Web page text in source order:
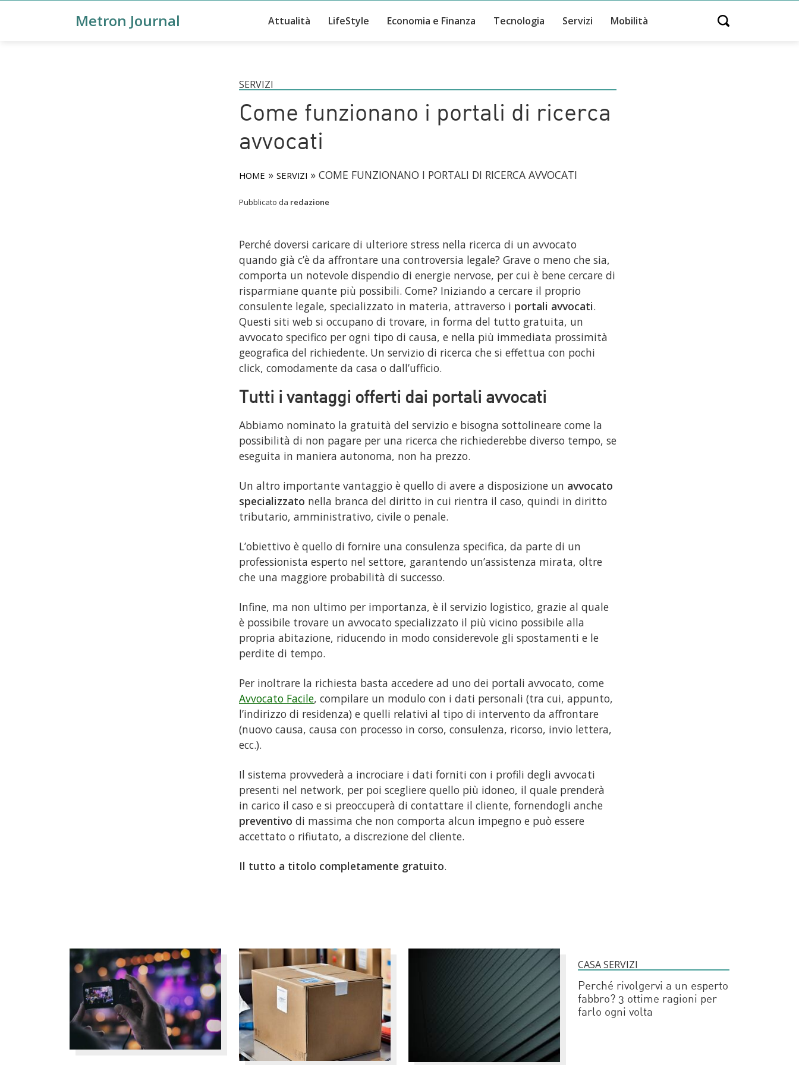
Metron Journal Attualità LifeStyle Economia e Finanza Tecnologia Servizi Mobilità Open search
SERVIZI
Come funzionano i portali di ricerca
avvocati
HOME » SERVIZI » COME FUNZIONANO I PORTALI DI RICERCA AVVOCATI
Pubblicato da redazione
Perché doversi caricare di ulteriore stress nella ricerca di un avvocato
quando già c’è da affrontare una controversia legale? Grave o meno che sia,
comporta un notevole dispendio di energie nervose, per cui è bene cercare di
risparmiane quante più possibili. Come? Iniziando a cercare il proprio
consulente legale, specializzato in materia, attraverso i portali avvocati.
Questi siti web si occupano di trovare, in forma del tutto gratuita, un
avvocato specifico per ogni tipo di causa, e nella più immediata prossimità
geografica del richiedente. Un servizio di ricerca che si effettua con pochi
click, comodamente da casa o dall’ufficio.
Tutti i vantaggi offerti dai portali avvocati
Abbiamo nominato la gratuità del servizio e bisogna sottolineare come la
possibilità di non pagare per una ricerca che richiederebbe diverso tempo, se
eseguita in maniera autonoma, non ha prezzo.
Un altro importante vantaggio è quello di avere a disposizione un avvocato
specializzato nella branca del diritto in cui rientra il caso, quindi in diritto
tributario, amministrativo, civile o penale.
L’obiettivo è quello di fornire una consulenza specifica, da parte di un
professionista esperto nel settore, garantendo un’assistenza mirata, oltre
che una maggiore probabilità di successo.
Infine, ma non ultimo per importanza, è il servizio logistico, grazie al quale
è possibile trovare un avvocato specializzato il più vicino possibile alla
propria abitazione, riducendo in modo considerevole gli spostamenti e le
perdite di tempo.
Per inoltrare la richiesta basta accedere ad uno dei portali avvocato, come
Avvocato Facile, compilare un modulo con i dati personali (tra cui, appunto,
l’indirizzo di residenza) e quelli relativi al tipo di intervento da affrontare
(nuovo causa, causa con processo in corso, consulenza, ricorso, invio lettera,
ecc.).
Il sistema provvederà a incrociare i dati forniti con i profili degli avvocati
presenti nel network, per poi scegliere quello più idoneo, il quale prenderà
in carico il caso e si preoccuperà di contattare il cliente, fornendogli anche
preventivo di massima che non comporta alcun impegno e può essere
accettato o rifiutato, a discrezione del cliente.
Il tutto a titolo completamente gratuito.
CASA SERVIZI
Perché rivolgervi a un esperto
fabbro? 3 ottime ragioni per
farlo ogni volta